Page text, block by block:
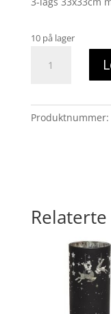
10 på lager
Godt
bladgull
Produktnummer: